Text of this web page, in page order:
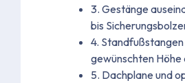
3. Gestänge
bis
4. Standfußstangen
gewünschten Höhe
5. Dachplane und